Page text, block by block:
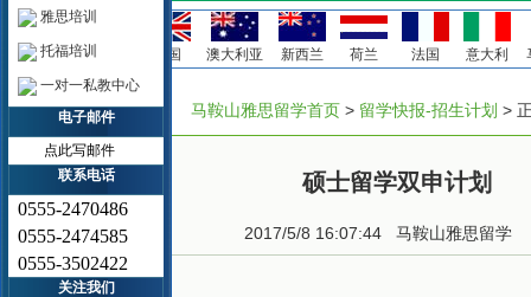
美国 加拿大 英国 澳大利亚 新西兰 荷兰 法国 意大利
马鞍山雅思留学首页 > 留学快报-招生计划 >
硕士留学双申计划
2017/5/8 16:07:44 马鞍山雅思留学
雅思培训
托福培训
一对一私教中心
电子邮件
点此写邮件
联系电话
0555-2470486
0555-2474585
0555-3502422
关注我们